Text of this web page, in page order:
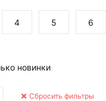
4 5 6
новинки
Сбросить фильтры